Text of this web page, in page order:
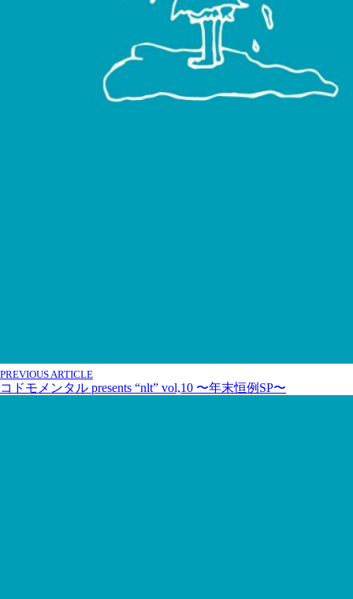
PREVIOUS ARTICLE
コドモメンタル presents “nlt” vol,10 〜年末恒例SP〜